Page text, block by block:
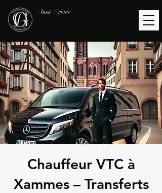
Ghost Driver
Chauffeur VTC à
Xammes – Transferts